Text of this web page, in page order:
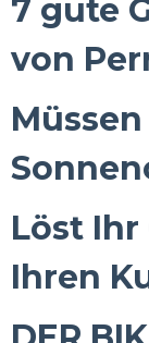
7 gute
von
Löst
Ihren